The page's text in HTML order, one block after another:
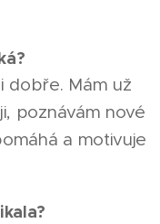
dobře. Mám už
poznávám nové
a motivuje